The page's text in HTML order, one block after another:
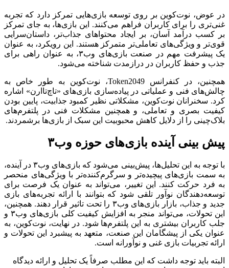
در عوض، نوت‌کوین بر روی توسعه بازی‌هایی تمرکز دارد که تجربه
غنی‌تری را برای کاربران فراهم می‌کنند. این بازی‌ها، به جای تمرکز
بر کسب درآمد آسان، بر ایجاد محتواهای جذاب‌تر، داستان‌سرایی
قوی‌تر و ویژگی‌های تعاملی‌تر متمرکز هستند. این رویکرد، به عنوان
یک پیشرفت مهم در صنعت بازی‌های وب۳، به عنوان راهی برای
جذب و حفظ کاربران در درازمدت شناخته می‌شود.
همچنین، در کنفرانس Token2049، نوت‌کوین به طور خاص به
چالش‌های فنی و عملیاتی در پیاده‌سازی بازی‌های «تاچ‌تا‌ارن» اشاره
کرد. سخنرانان نوت‌کوین، مشکلاتی نظیر کمبود جذابیت، پایین بودن
کیفیت بصری و تعاملی، و همچنین مشکلات فنی در پلتفرم‌های
بلاک‌چینی را از دلایل کاهش محبوبیت این سبک از بازی‌ها برشمردند.
پیش بینی آینده بازی‌های حوزه وب۳
با توجه به این تحلیل‌ها، پیش‌بینی می‌شود که بازی‌های وب۳ در آینده،
به سمت بازی‌های پیچیده‌تر و سرگرم‌کننده‌تر با ویژگی‌های منحصر
به فرد حرکت کنند. این تغییر، می‌تواند به عنوان یک فرصت برای
توسعه‌دهندگان نوآور تلقی شود که بتوانند با ارائه تجربه‌های بازی
جدید و جذاب، بازار بازی‌های وب۳ را تحت تاثیر قرار دهند. همچنین،
این تحولات، می‌تواند منجر به افزایش کیفیت کلی بازی‌های وب۳ و
جلب کاربران بیشتری به این پلتفرم‌ها شود. در نهایت، نوت‌کوین، به
عنوان یکی از پیشگامان این صنعت، متعهد به پیشبرد این تحولات و
ارائه تجربیات بازی غنی و نوآورانه است.
البته باید توجه داشت که این مطلب صرفاً یک تحلیل و ارائه دیدگاه